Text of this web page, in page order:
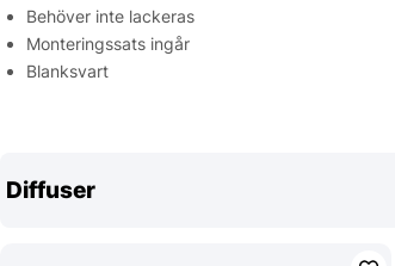
Behöver inte lackeras
Monteringssats ingår
Blanksvart
Diffuser